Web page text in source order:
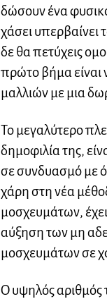
δώσουν ένα
χάσει υπερβαίνει
δε θα πετύχεις
πρώτο βήμα είναι
μαλλιών με μια
Το μεγαλύτερο
δημοφιλία της,
σε συνδυασμό με
χάρη στη νέα
μοσχευμάτων,
αύξηση των μη
μοσχευμάτων σε
Ο υψηλός αριθμός